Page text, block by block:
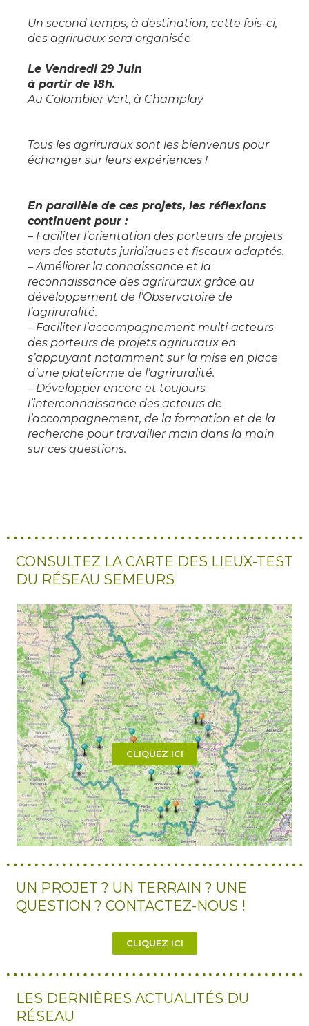
Un second temps, à destination, cette fois-ci,
des agriruaux sera organisée
Le Vendredi 29 Juin
à partir de 18h.
Au Colombier Vert, à Champlay
Tous les agriruraux sont les bienvenus pour
échanger sur leurs expériences !
En parallèle de ces projets, les réflexions
continuent pour :
– Faciliter l’orientation des porteurs de projets
vers des statuts juridiques et fiscaux adaptés.
– Améliorer la connaissance et la
reconnaissance des agriruraux grâce au
développement de l’Observatoire de
l’agriruralité.
– Faciliter l’accompagnement multi-acteurs
des porteurs de projets agriruraux en
s’appuyant notamment sur la mise en place
d’une plateforme de l’agriruralité.
– Développer encore et toujours
l’interconnaissance des acteurs de
l’accompagnement, de la formation et de la
recherche pour travailler main dans la main
sur ces questions.
CONSULTEZ LA CARTE DES LIEUX-TEST
DU RÉSEAU SEMEURS
CLIQUEZ ICI
UN PROJET ? UN TERRAIN ? UNE
QUESTION ? CONTACTEZ-NOUS !
CLIQUEZ ICI
LES DERNIÈRES ACTUALITÉS DU
RÉSEAU